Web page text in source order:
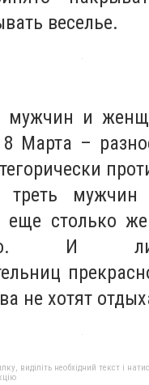
веселье.
мужчин и
Марта –
мужчин
еще столько
И
не хотят
виділіть необхідний текст і